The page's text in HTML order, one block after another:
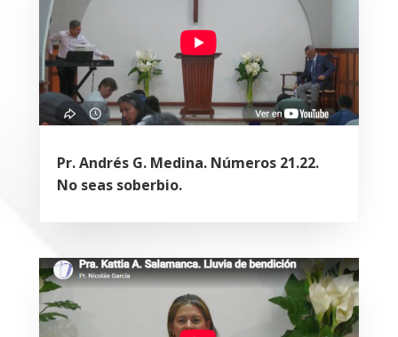
Pr. Andrés G. Medina. Números 21.22.
No seas soberbio.